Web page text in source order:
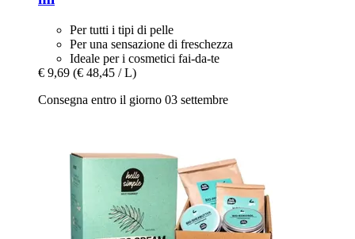
Per tutti i tipi di pelle
Per una sensazione di freschezza
Ideale per i cosmetici fai-da-te
€ 9,69 (€ 48,45 / L)
Consegna entro il giorno 03 settembre